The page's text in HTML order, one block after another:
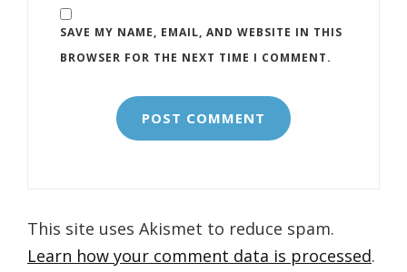
SAVE MY NAME, EMAIL, AND WEBSITE IN THIS
BROWSER FOR THE NEXT TIME I COMMENT.
This site uses Akismet to reduce spam.
Learn how your comment data is processed.